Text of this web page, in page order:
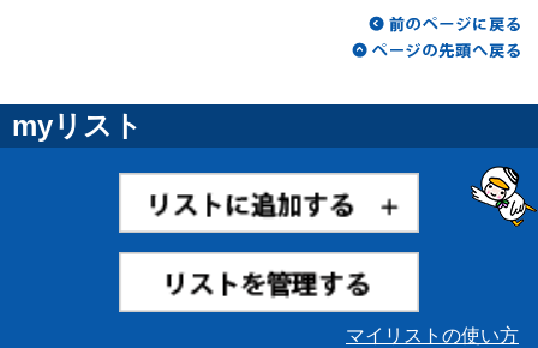
myリスト
マイリストの使い方